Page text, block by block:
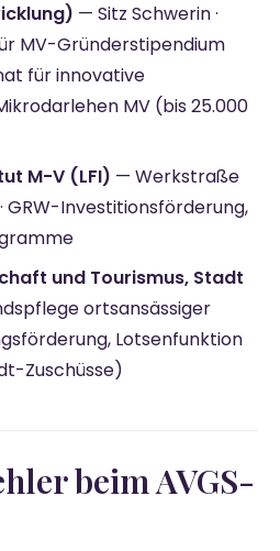
— Sitz Schwerin ·
MV-Gründerstipendium
für innovative
MV (bis 25.000
M-V (LFI) — Werkstraße
· GRW-Investitionsförderung,
und Tourismus, Stadt
ortsansässiger
Lotsenfunktion
Zuschüsse)
beim AVGS-